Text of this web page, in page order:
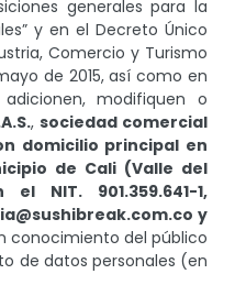
generales para la
y en el Decreto Único
Comercio y Turismo
de 2015, así como en
modifiquen o
, sociedad comercial
domicilio principal en
de Cali (Valle del
NIT. 901.359.641-1,
y
conocimiento del público
de datos personales (en